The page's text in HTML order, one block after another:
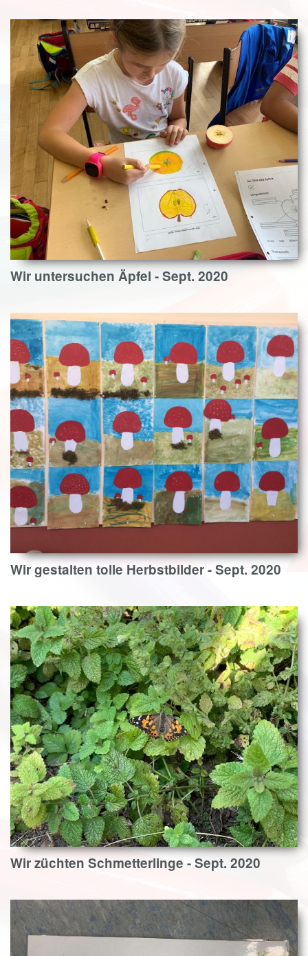
Wir untersuchen Äpfel - Sept. 2020
Wir gestalten tolle Herbstbilder - Sept. 2020
Wir züchten Schmetterlinge - Sept. 2020